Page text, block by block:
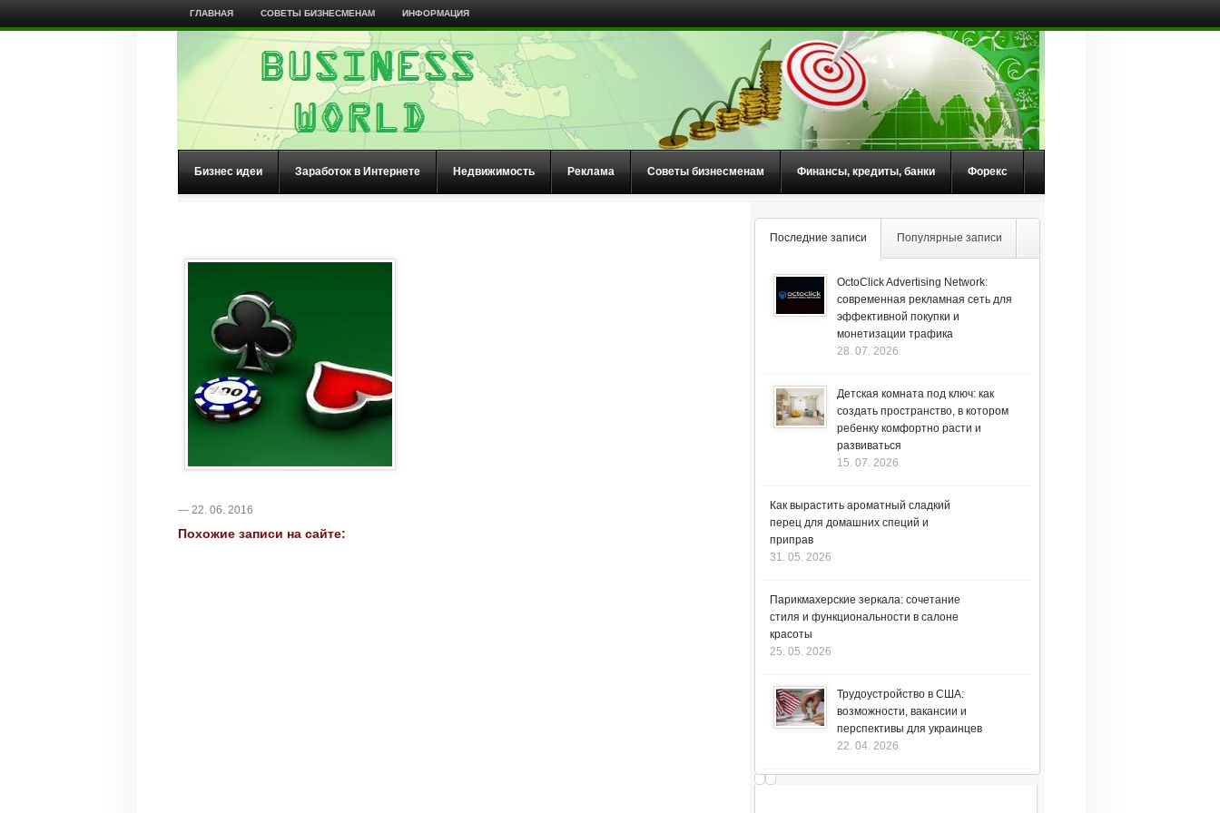
ГЛАВНАЯ СОВЕТЫ БИЗНЕСМЕНАМ ИНФОРМАЦИЯ
Бизнес идеи Заработок в Интернете Недвижимость Реклама Советы бизнесменам Финансы, кредиты, банки Форекс
— 22. 06. 2016
Похожие записи на сайте:
Последние записи Популярные записи
OctoClick Advertising Network:
современная рекламная сеть для
эффективной покупки и
монетизации трафика
28. 07. 2026
Детская комната под ключ: как
создать пространство, в котором
ребенку комфортно расти и
развиваться
15. 07. 2026
Как вырастить ароматный сладкий
перец для домашних специй и
приправ
31. 05. 2026
Парикмахерские зеркала: сочетание
стиля и функциональности в салоне
красоты
25. 05. 2026
Трудоустройство в США:
возможности, вакансии и
перспективы для украинцев
22. 04. 2026